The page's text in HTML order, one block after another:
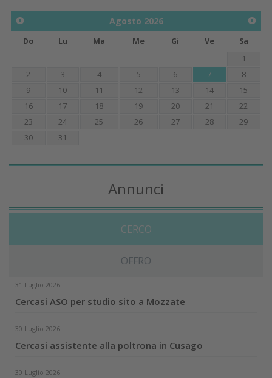
Agosto 2026
Do Lu Ma Me Gi Ve
Sa
1
2
3 4 5 6 7
8
9
10 11 12 13 14
15
16
17 18 19 20 21
22
23
24 25 26 27 28
29
30
31
Annunci
CERCO
OFFRO
31 Luglio 2026
Cercasi ASO per studio sito a Mozzate
30 Luglio 2026
Cercasi assistente alla poltrona in Cusago
30 Luglio 2026